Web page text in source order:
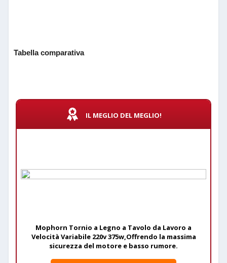
Tabella comparativa
IL MEGLIO DEL MEGLIO!
Mophorn Tornio a Legno a Tavolo da Lavoro a
Velocità Variabile 220v 375w,Offrendo la massima
sicurezza del motore e basso rumore.